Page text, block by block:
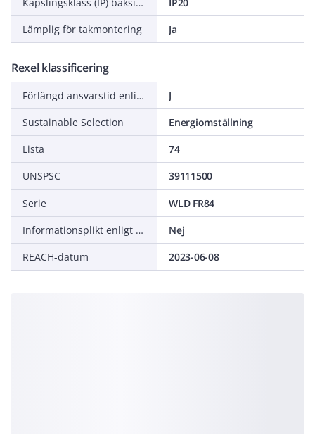
Lämplig för takmontering
Ja
Rexel klassificering
Förlängd ansvarstid enligt ALEM-09
J
Sustainable Selection
Energiomställning
Lista
74
UNSPSC
39111500
Serie
WLD FR84
Informationsplikt enligt REACH
Nej
REACH-datum
2023-06-08